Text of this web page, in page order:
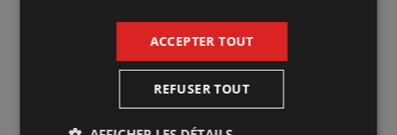
B.A.-ba des arts de la scène. Cette série d’ateliers
participatifs, destinée aux jeunes du primaire, est axée
sur la créativité des élèves. Accompagnés par un
artiste-médiateur, ils y expérimentent les bases du
ACCEPTER TOUT
REFUSER TOUT